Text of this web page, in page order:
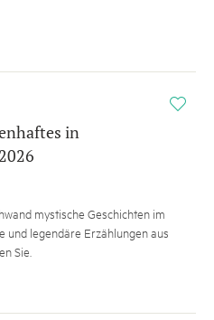
i
in
mystische Geschichten im
und legendäre Erzählungen aus
Sie.